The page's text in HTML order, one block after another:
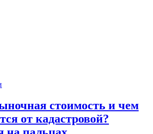
стоимость и чем
от кадастровой?